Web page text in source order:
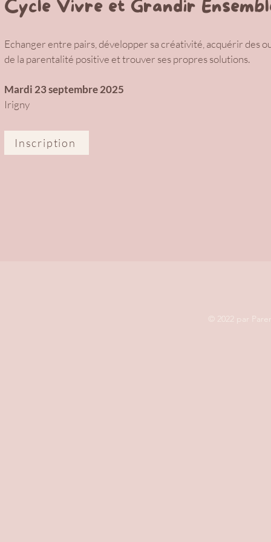
Cycle Vivre et Grandir
Echanger entre pairs, développer sa créativité, acquérir des
de la parentalité positive et trouver ses propres solutions.
Mardi 23 septembre 2025
Irigny
Inscription
© 2022 par